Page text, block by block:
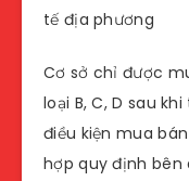
tế địa phương
Cơ sở chỉ được
loại B, C, D sau
điều kiện mua
hợp quy định bên